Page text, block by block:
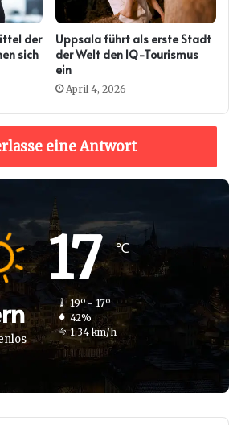
der
sich
Uppsala führt als erste Stadt
der Welt den IQ-Tourismus
ein
April 4, 2026
eine Antwort
17℃
19º - 17º
42%
1.34 km/h